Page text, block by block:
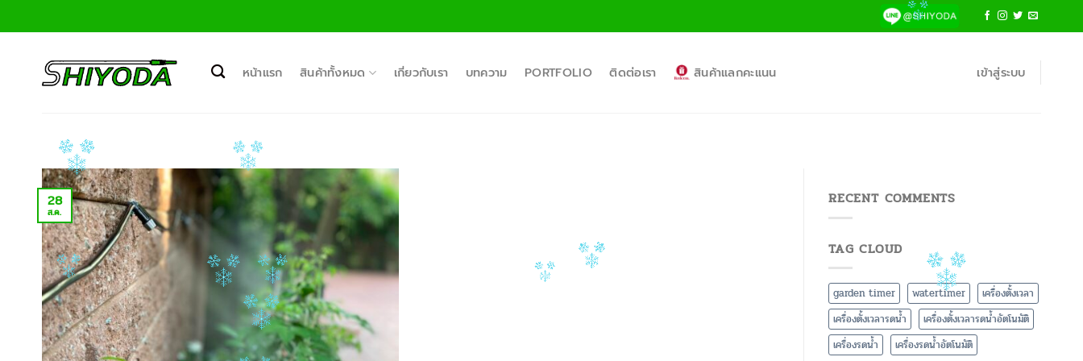
ไป
หน้าแรก สินค้าทั้งหมด เกี่ยวกับเรา บทความ PORTFOLIO ติดต่อเรา สินค้าแลกคะแนน เข้าสู่ระบบ
28
ส.ค.
RECENT COMMENTS
TAG CLOUD
garden timer watertimer
เครื่องตั้งเวลา
เครื่องตั้งเวลารดน้ำ
เครื่องตั้งเวลารดน้ำอัตโนมัติ
เครื่องรดน้ำ
เครื่องรดน้ำอัตโนมัติ